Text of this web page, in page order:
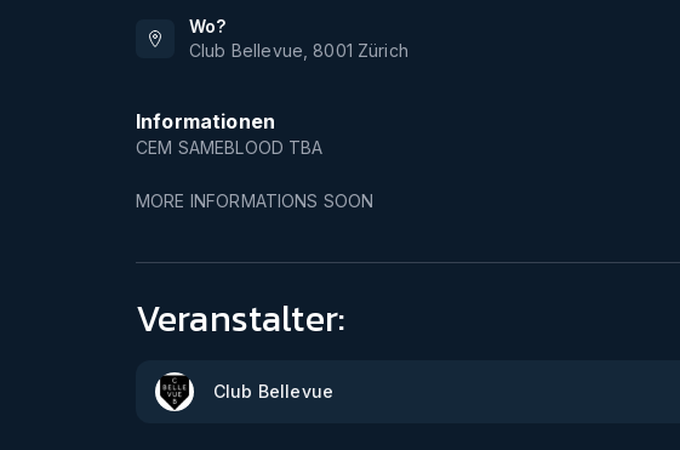
Wo?
Club Bellevue ,8001 Zürich
Informationen
CEM SAMEBLOOD TBA
MORE INFORMATIONS SOON
Veranstalter:
Club Bellevue